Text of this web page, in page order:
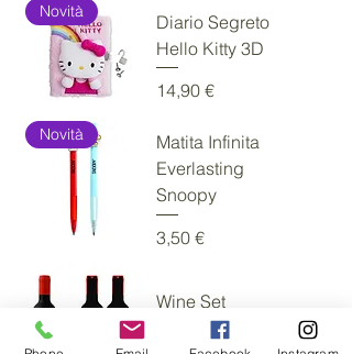
Novità
Diario Segreto
Hello Kitty 3D
Prezzo
14,90 €
Novità
Matita Infinita
Everlasting
Snoopy
Prezzo
3,50 €
Wine Set
Prezzo
15,90 €